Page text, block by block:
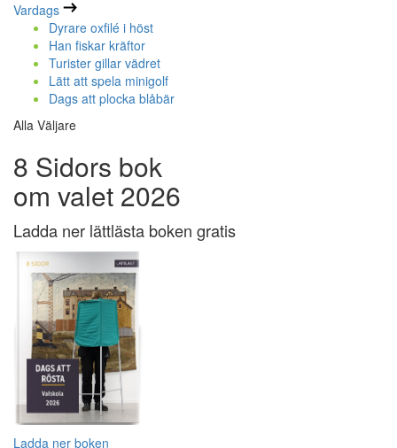
Vardags
Dyrare oxfilé i höst
Han fiskar kräftor
Turister gillar vädret
Lätt att spela minigolf
Dags att plocka blåbär
Alla Väljare
8 Sidors bok
om valet 2026
Ladda ner lättlästa boken gratis
Ladda ner boken